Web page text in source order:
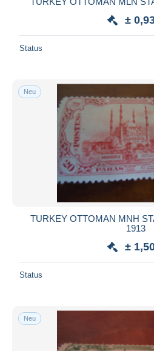
±
Status
Neu
TURKEY OTTOMAN MNH
1913
±
Status
Neu